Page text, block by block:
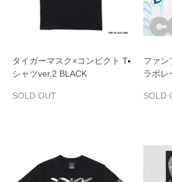
タイガーマスク×コンビクト T
シャツver.2 BLACK
SOLD OUT
ファン
ラボレ
SOLD